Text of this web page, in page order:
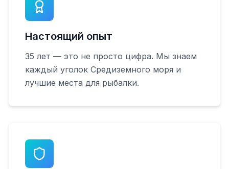
Настоящий опыт
35 лет — это не просто цифра. Мы знаем
каждый уголок Средиземного моря и
лучшие места для рыбалки.